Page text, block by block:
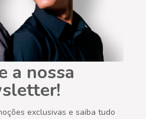
a nossa
exclusivas e saiba tudo